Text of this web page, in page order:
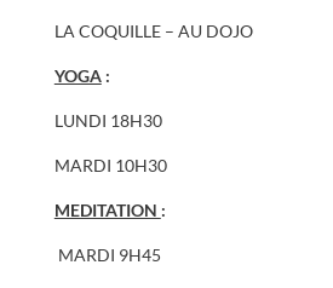
LA COQUILLE – AU DOJO
YOGA :
LUNDI 18H30
MARDI 10H30
MEDITATION :
MARDI 9H45